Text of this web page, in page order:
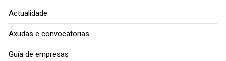
Actualidade
Axudas e convocatorias
Guía de empresas